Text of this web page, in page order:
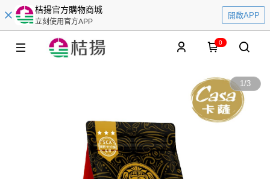
桔揚官方購物商城
立刻使用官方APP
開啟APP
0
1/3